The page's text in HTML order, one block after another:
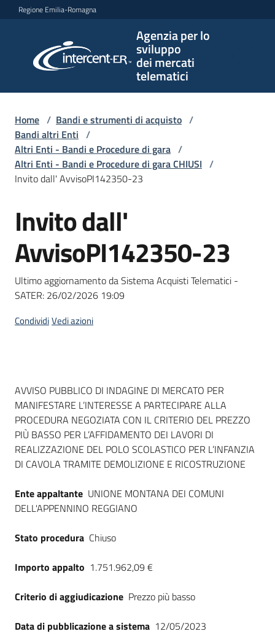
Vai al contenuto
Vai alla navigazione
Vai al footer
Regione Emilia-Romagna
Agenzia per lo
sviluppo
dei mercati
telematici
per lo
sviluppo
telematici
L'Agenzia
Bandi
strumenti
acquisto
telematiche
English
site
su
Home / Bandi e strumenti di acquisto /
Bandi altri Enti /
Altri Enti - Bandi e Procedure di gara /
Altri Enti - Bandi e Procedure di gara CHIUSI /
Invito dall' AvvisoPI142350-23
Salta al contenuto
Invito dall'
AvvisoPI142350-23
Ultimo aggiornamento da Sistema Acquisti Telematici -
SATER: 26/02/2026 19:09
CondividiVedi azioni
Dati del bando
AVVISO PUBBLICO DI INDAGINE DI MERCATO PER
MANIFESTARE L’INTERESSE A PARTECIPARE ALLA
PROCEDURA NEGOZIATA CON IL CRITERIO DEL PREZZO
PIÙ BASSO PER L’AFFIDAMENTO DEI LAVORI DI
REALIZZAZIONE DEL POLO SCOLASTICO PER L’INFANZIA
DI CAVOLA TRAMITE DEMOLIZIONE E RICOSTRUZIONE
Ente appaltante UNIONE MONTANA DEI COMUNI
DELL'APPENNINO REGGIANO
Stato procedura Chiuso
Importo appalto 1.751.962,09 €
Criterio di aggiudicazione Prezzo più basso
Data di pubblicazione a sistema 12/05/2023